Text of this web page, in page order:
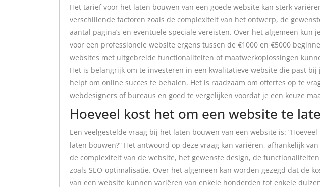
Het tarief voor het laten bouwen van een goede website kan sterk
verschillende factoren zoals de complexiteit van het ontwerp, de
aantal pagina’s en eventuele speciale vereisten. Over het algemeen kun
voor een professionele website ergens tussen de €1000 en €5000
websites met uitgebreide functionaliteiten of maatwerkoplossingen
Het is belangrijk om te investeren in een kwalitatieve website die past
helpt om online succes te behalen. Het is raadzaam om offertes op te
webdesigners of bureaus en goed te vergelijken voordat je een keuze
Hoeveel kost het om een website te
Een veelgestelde vraag bij het laten bouwen van een website is:
laten bouwen?” Het antwoord op deze vraag kan variëren, afhankelijk
de complexiteit van de website, het gewenste design, de
zoals SEO-optimalisatie. Over het algemeen kan worden gezegd dat de
van een website kunnen variëren van enkele honderden tot enkele